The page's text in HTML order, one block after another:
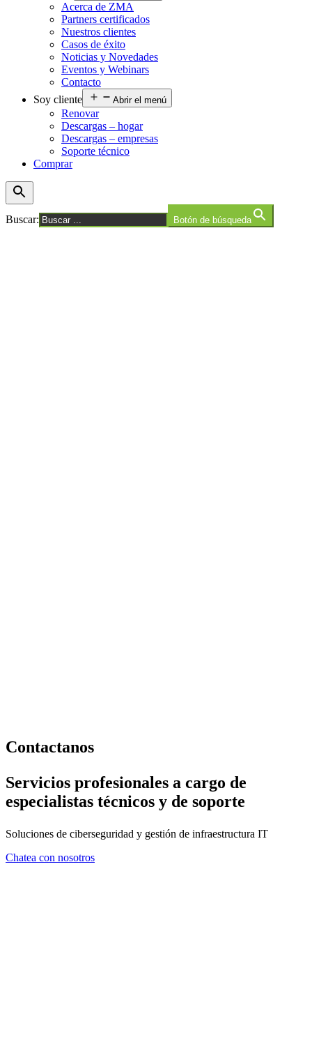
Acerca de ZMA
Partners certificados
Nuestros clientes
Casos de éxito
Noticias y Novedades
Eventos y Webinars
Contacto
Soy cliente
Abrir el menú
Renovar
Descargas – hogar
Descargas – empresas
Soporte técnico
Comprar
Buscar: Botón de búsqueda
Contactanos
Servicios profesionales a cargo de
especialistas técnicos y de soporte
Soluciones de ciberseguridad y gestión de infraestructura IT
Chatea con nosotros